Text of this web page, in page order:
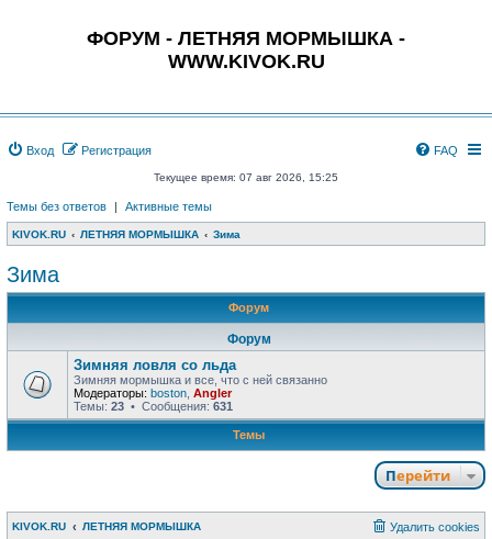
ФОРУМ - ЛЕТНЯЯ МОРМЫШКА -
WWW.KIVOK.RU
Вход Регистрация FAQ
Текущее время: 07 авг 2026, 15:25
Темы без ответов | Активные темы
KIVOK.RU ЛЕТНЯЯ МОРМЫШКА Зима
Зима
Форум
Форум
Зимняя ловля со льда
Зимняя мормышка и все, что с ней связанно
Модераторы: boston Angler
Темы: 23 • Сообщения: 631
Темы
Перейти
KIVOK.RU ЛЕТНЯЯ МОРМЫШКА Удалить cookies